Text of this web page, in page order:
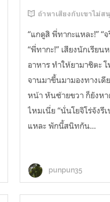
ถ้าหาเสียงกับเขาไม่
“แกดูสิ พี่ทากะแหละ!” “
“พี่ทากะ!” เสียงนักเรีย
อาหาร ทำให้ยามาชิตะ
จานมาขึ้นมามองทางเ
หน้า หันซ้ายขวา ก็ยังหา
ไหมเนี่ย “นั่นโยจิโร่จังรึเ
แหละ พักนี้สนิทกัน...
punpun35